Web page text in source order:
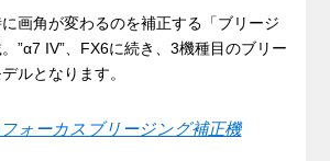
画角が変わるのを補正する「ブリージ
”α7 IV”、FX6に続き、3機種目のブリー
ルとなります。
フォーカスブリージング補正機